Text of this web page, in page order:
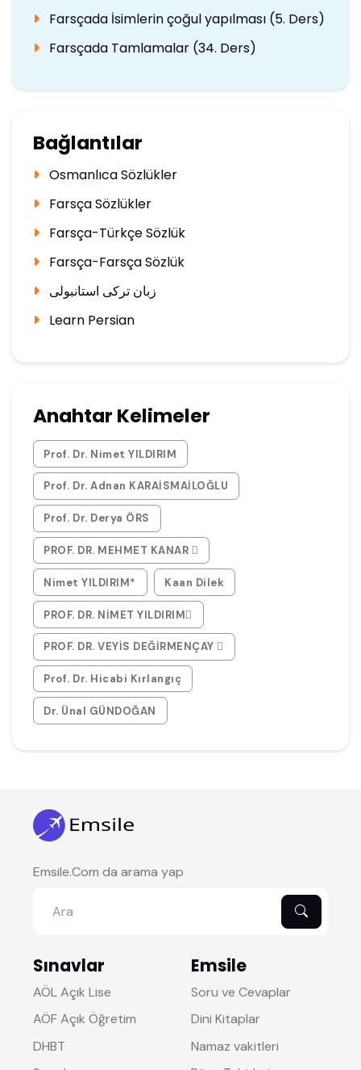
Farsçada İsimlerin çoğul yapılması (5. Ders)
Farsçada Tamlamalar (34. Ders)
Bağlantılar
Osmanlıca Sözlükler
Farsça Sözlükler
Farsça-Türkçe Sözlük
Farsça-Farsça Sözlük
زبان ترکی استانبولی
Learn Persian
Anahtar Kelimeler
Prof. Dr. Nimet YILDIRIM
Prof. Dr. Adnan KARAİSMAİLOĞLU
Prof. Dr. Derya ÖRS
PROF. DR. MEHMET KANAR 
Nimet YILDIRIM* Kaan Dilek
PROF. DR. NİMET YILDIRIM
PROF. DR. VEYİS DEĞİRMENÇAY 
Prof. Dr. Hicabi Kırlangıç
Dr. Ünal GÜNDOĞAN
Emsile.Com da arama yap
Sınavlar
AÖL Açık Lise
AÖF Açık Öğretim
DHBT
Emsile
Soru ve Cevaplar
Dini Kitaplar
Namaz vakitleri